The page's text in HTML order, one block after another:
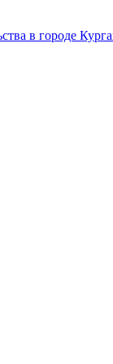
в городе